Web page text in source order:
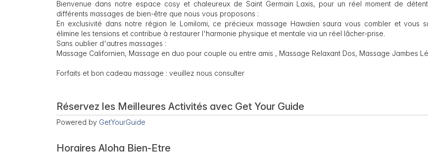
Bienvenue dans notre espace cosy et chaleureux de Saint Germain Laxis, pour un réel moment de
différents massages de bien-être que nous vous proposons :
En exclusivité dans notre région le Lomilomi, ce précieux massage Hawaïen saura vous combler et vous
élimine les tensions et contribue à restaurer l'harmonie physique et mentale via un réel lâcher-prise.
Sans oublier d'autres massages :
Massage Californien, Massage en duo pour couple ou entre amis , Massage Relaxant Dos, Massage Jambes
Forfaits et bon cadeau massage : veuillez nous consulter
Réservez les Meilleures Activités avec Get Your Guide
Powered by GetYourGuide
Horaires Aloha Bien-Etre